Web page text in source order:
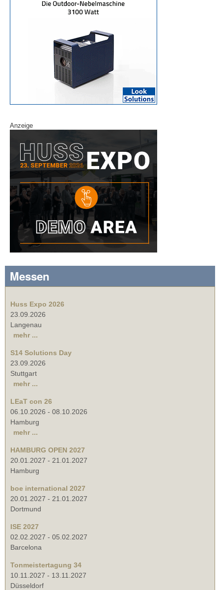
Anzeige
Messen
Huss Expo 2026
23.09.2026
Langenau
mehr ...
S14 Solutions Day
23.09.2026
Stuttgart
mehr ...
LEaT con 26
06.10.2026 - 08.10.2026
Hamburg
mehr ...
HAMBURG OPEN 2027
20.01.2027 - 21.01.2027
Hamburg
boe international 2027
20.01.2027 - 21.01.2027
Dortmund
ISE 2027
02.02.2027 - 05.02.2027
Barcelona
Tonmeistertagung 34
10.11.2027 - 13.11.2027
Düsseldorf